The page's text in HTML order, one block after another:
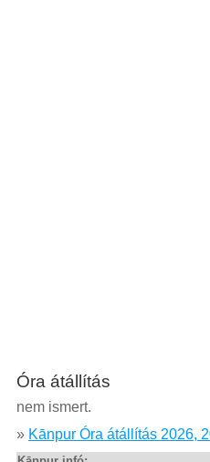
Óra átállítás
nem ismert.
» Kānpur Óra átállítás 2026,